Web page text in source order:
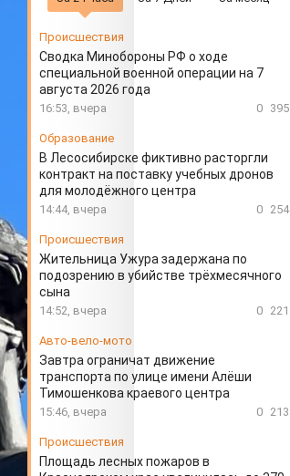
Происшествия
Сводка Минобороны РФ о ходе
специальной военной операции на 7
августа 2026 года
16:53, вчера 0 395
Образование
В Лесосибирске фиктивно расторгли
контракт на поставку учебных дронов
для молодёжного центра
14:44, вчера 0 254
Происшествия
Жительница Ужура задержана по
подозрению в убийстве трёхмесячного
сына
14:52, вчера 0 221
Авто-вело-мото
Завтра ограничат движение
транспорта по улице имени Алёши
Тимошенкова краевого центра
15:46, вчера 0 213
Происшествия
Площадь лесных пожаров в